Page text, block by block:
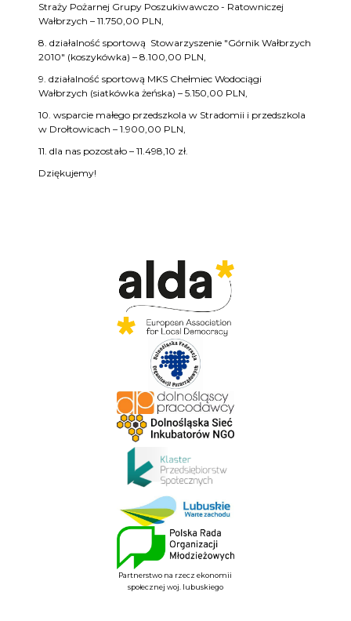
Straży Pożarnej Grupy Poszukiwawczo - Ratowniczej
Wałbrzych – 11.750,00 PLN,
8. działalność sportową Stowarzyszenie "Górnik Wałbrzych
2010" (koszykówka) – 8.100,00 PLN,
9. działalność sportową MKS Chełmiec Wodociągi
Wałbrzych (siatkówka żeńska) – 5.150,00 PLN,
10. wsparcie małego przedszkola w Stradomii i przedszkola
w Drołtowicach – 1.900,00 PLN,
11. dla nas pozostało – 11.498,10 zł.
Dziękujemy!
Partnerstwo na rzecz ekonomii
społecznej woj. lubuskiego